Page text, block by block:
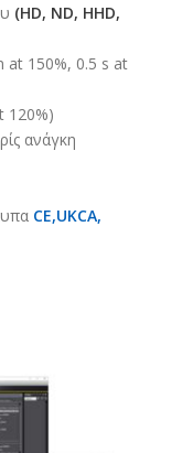
(HD, ND, HHD,
at 150%, 0.5 s at
120%)
ανάγκη
CE,UKCA,